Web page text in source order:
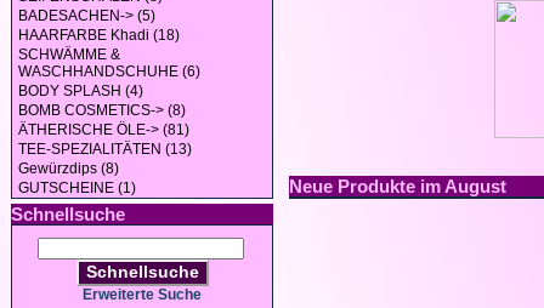
BADESACHEN-> (5)
HAARFARBE Khadi (18)
SCHWÄMME &
WASCHHANDSCHUHE (6)
BODY SPLASH (4)
BOMB COSMETICS-> (8)
ÄTHERISCHE ÖLE-> (81)
TEE-SPEZIALITÄTEN (13)
Gewürzdips (8)
GUTSCHEINE (1)
Schnellsuche
Schnellsuche
Erweiterte Suche
Neue Produkte im August